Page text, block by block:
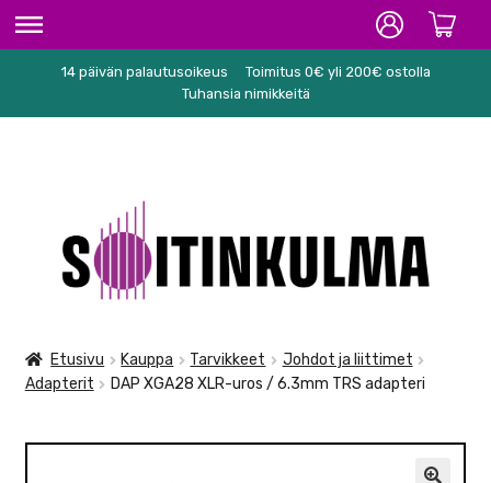
ETUSIVU
KARAOKE
NUOTIT
TARVIKKEET
SEKALAISET
14 päivän palautusoikeus
Toimitus 0€ yli 200€ ostolla
Tuhansia nimikkeitä
navigointiin
sisältöön
Etusivu Kauppa Tarvikkeet
Johdot ja liittimet
Adapterit
DAP XGA28 XLR-uros / 6.3mm TRS adapteri